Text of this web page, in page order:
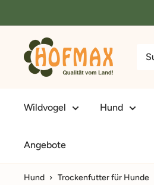
zum
hofmax.de
Wildvogel Hund
Angebote
Hund › Trockenfutter für Hunde